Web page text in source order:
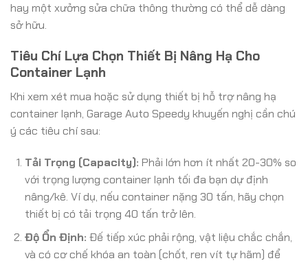
hay một xưởng sửa chữa thông thường có thể dễ dàng
sở hữu.
Tiêu Chí Lựa Chọn Thiết Bị Nâng Hạ Cho
Container Lạnh
Khi xem xét mua hoặc sử dụng thiết bị hỗ trợ nâng hạ
container lạnh, Garage Auto Speedy khuyến nghị cần chú
ý các tiêu chí sau:
Tải Trọng (Capacity): Phải lớn hơn ít nhất 20-30% so
với trọng lượng container lạnh tối đa bạn dự định
nâng/kê. Ví dụ, nếu container nặng 30 tấn, hãy chọn
thiết bị có tải trọng 40 tấn trở lên.
Độ Ổn Định: Đế tiếp xúc phải rộng, vật liệu chắc chắn,
và có cơ chế khóa an toàn (chốt, ren vít tự hãm) để